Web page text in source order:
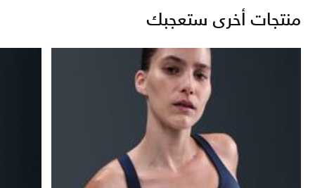
منتجات أخرى ستعجبك